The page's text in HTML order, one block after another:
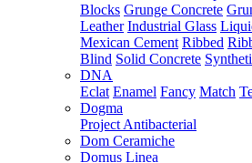
Blocks Grunge Concrete
Leather Industrial Glass
Mexican Cement Ribbed
Blind Solid Concrete
DNA
Eclat Enamel Fancy Match
Dogma
Project Antibacterial
Dom Ceramiche
Domus Linea